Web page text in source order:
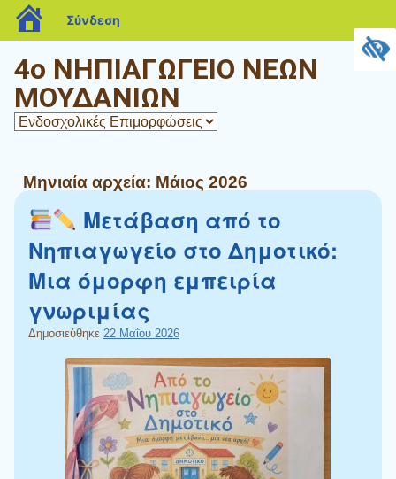
4ο ΝΗΠΙΑΓΩΓΕΙΟ ΝΕΩΝ
ΜΟΥΔΑΝΙΩΝ
Μηνιαία αρχεία: Μάιος 2026
Μετάβαση από το
Νηπιαγωγείο στο Δημοτικό:
Μια όμορφη εμπειρία
γνωριμίας
Δημοσιεύθηκε 22 Μαΐου 2026
blogs.sch.gr
Σύνδεση